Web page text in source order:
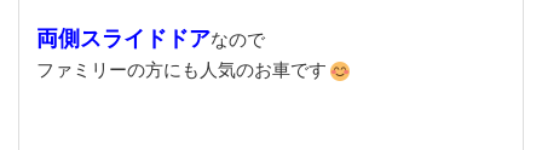
両側スライドドアなので
ファミリーの方にも人気のお車です